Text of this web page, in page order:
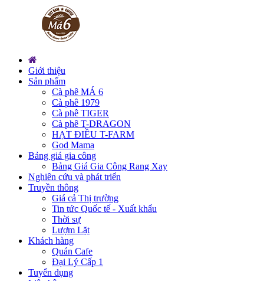
Giới thiệu
Sản phẩm
Cà phê MÁ 6
Cà phê 1979
Cà phê TIGER
Cà phê T-DRAGON
HẠT ĐIỀU T-FARM
God Mama
Bảng giá gia công
Bảng Giá Gia Công Rang Xay
Nghiên cứu và phát triển
Truyền thông
Giá cả Thị trường
Tin tức Quốc tế - Xuất khẩu
Thời sự
Lượm Lặt
Khách hàng
Quán Cafe
Đại Lý Cấp 1
Tuyển dụng